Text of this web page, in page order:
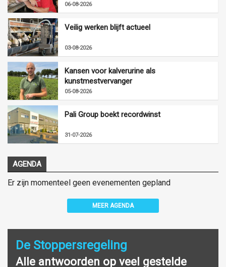
06-08-2026
Veilig werken blijft actueel
03-08-2026
Kansen voor kalverurine als
kunstmestvervanger
05-08-2026
Pali Group boekt recordwinst
31-07-2026
AGENDA
Er zijn momenteel geen evenementen gepland
MEER AGENDA
De Stoppersregeling
Alle antwoorden op veel gestelde